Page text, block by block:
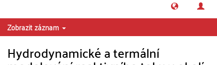
Zobrazit záznam
Hydrodynamické a termální